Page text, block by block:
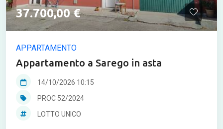
37.700,00 €
APPARTAMENTO
Appartamento a Sarego in asta
14/10/2026 10:15
PROC 52/2024
LOTTO UNICO